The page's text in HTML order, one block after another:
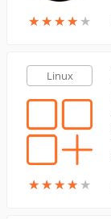
★★★★ ★
★★★★ ★
Linux
★★★★ ★
★★★★ ★